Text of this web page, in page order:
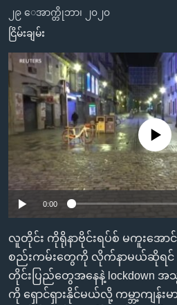
သို့
ကျော်
ကြည့်
ရန်
ပင်မ
ညွန်း
စာမျက်နှာ
ကျော်
ကြည့်
ရှာဖွေ
ရန်
နေရာ
သို့
အစ္စရေး-ပါလက်စတိုင်း
အင်္ဂလိပ်စာလေ့လာမယ်
မကြေးမုံရဲ့ အင်္ဂလိပ်စာ
ရုပ်ရှင်ထဲက အင်္ဂလိပ်စာ
သုတပဒေသာ အင်္ဂလိပ်စာ
ရေဒီယို
တီဗွီ
ရေဒီယိုနှင့်ရုပ်သံ အချက်အလက်မျာ
ရေဒီယို/တီဗွီအစီအစဉ်
Learning English
ဗွီအိုအေ လူမှုကွန်ယက်များ
ဘာသာစကားများ
၂၉ ေအာက္တိုဘာ၊ ၂၀၂၀
ငြိမ်းချမ်း
No media source
0:00
လူတိုင်း ကိုရိုနာဗိုင်းရပ်စ် မကူးအောင်
စည်းကမ်းတွေကို လိုက်နာမယ်ဆိုရင်
တိုင်းပြည်တွေအနေနဲ့
ကို ရှောင်ရှားနိုင်မယ်လို့ ကမ္ဘာ့ကျန်း